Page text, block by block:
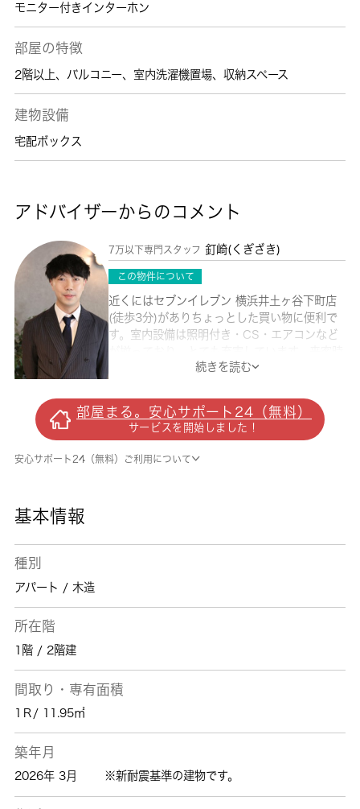
モニター付きインターホン
部屋の特徴
2階以上、 バルコニー、 室内洗濯機置場、 収納スペース
建物設備
宅配ボックス
アドバイザーからのコメント
7万以下専門スタッフ 釘崎(くぎざき)
この物件について
近くにはセブンイレブン 横浜井土ヶ谷下町店
(徒歩3分)がありちょっとした買い物に便利で
す。室内設備は照明付き・CS・エアコンなど
にはTVインターホンを使用して訪問者の顔を
ざわざ持ち込む必要がない冷蔵庫付きの物件は
いかがですか。フローリング仕様のアパートで
す。住みやすさが満載でイチオシのアパートは
こちらです。 城南コミュニティがご案内する
続きを読む
部屋まる。安心サポート24（無料）
サービスを開始しました！
安心サポート24（無料）ご利用について
基本情報
種別
アパート / 木造
所在階
1階 / 2階建
間取り・専有面積
1Ｒ/ 11.95㎡
築年月
2026年 3月 ※新耐震基準の建物です。